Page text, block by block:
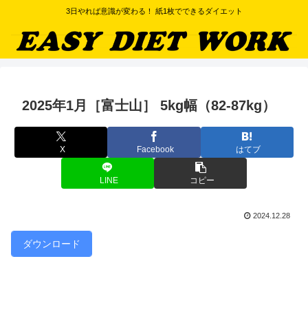
3日やれば意識が変わる！ 紙1枚でできるダイエット
2025年1月［富士山］ 5kg幅（82-87kg）
X Facebook はてブ
LINE コピー
2024.12.28
ダウンロード